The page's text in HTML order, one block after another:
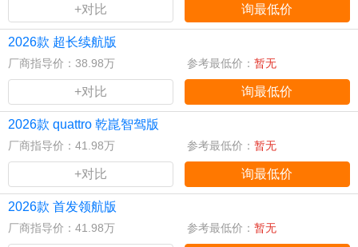
+对比 询最低价
2026款 超长续航版
厂商指导价：38.98万 参考最低价： 暂无
+对比 询最低价
2026款 quattro 乾崑智驾版
厂商指导价：41.98万 参考最低价： 暂无
+对比 询最低价
2026款 首发领航版
厂商指导价：41.98万 参考最低价： 暂无